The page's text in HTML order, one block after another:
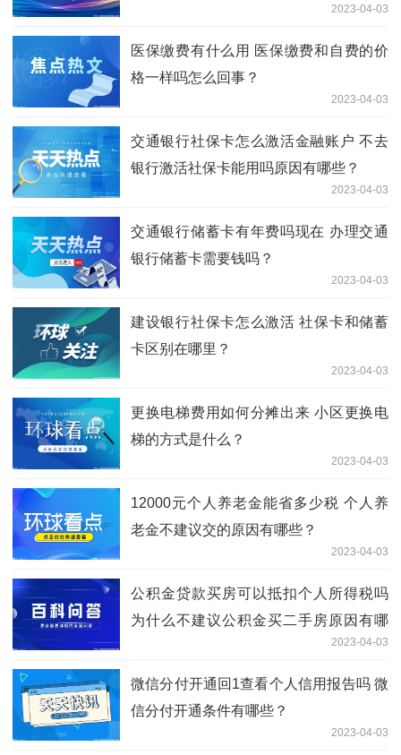
2023-04-03
医保缴费有什么用 医保缴费和自费的价
格一样吗怎么回事？
2023-04-03
交通银行社保卡怎么激活金融账户 不去
银行激活社保卡能用吗原因有哪些？
2023-04-03
交通银行储蓄卡有年费吗现在 办理交通
银行储蓄卡需要钱吗？
2023-04-03
建设银行社保卡怎么激活 社保卡和储蓄
卡区别在哪里？
2023-04-03
更换电梯费用如何分摊出来 小区更换电
梯的方式是什么？
2023-04-03
12000元个人养老金能省多少税 个人养
老金不建议交的原因有哪些？
2023-04-03
公积金贷款买房可以抵扣个人所得税吗
为什么不建议公积金买二手房原因有哪
2023-04-03
微信分付开通回1查看个人信用报告吗 微
信分付开通条件有哪些？
2023-04-03